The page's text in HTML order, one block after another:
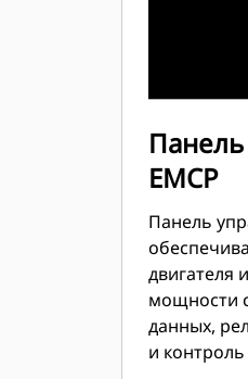
EMCP
Панель
двигателя
мощности
данных,
и